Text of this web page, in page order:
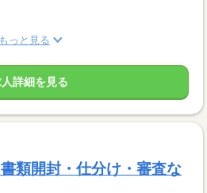
もっと見る
詳細を見る
類開封・仕分け・審査な